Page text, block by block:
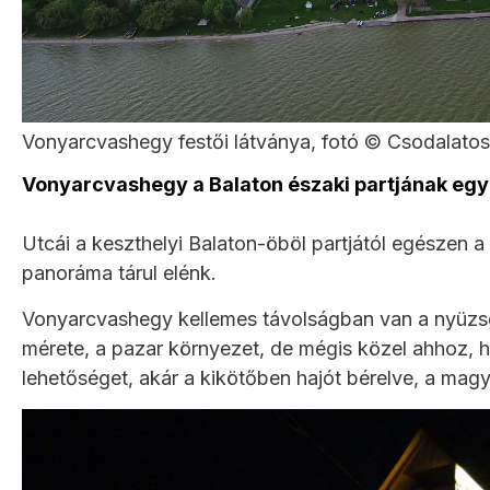
Vonyarcvashegy festői látványa, fotó ©
Vonyarcvashegy a Balaton északi partjának
Utcái a keszthelyi Balaton-öböl partjától egészen
panoráma tárul elénk.
Vonyarcvashegy kellemes távolságban van a
mérete, a pazar környezet, de mégis közel ahhoz,
lehetőséget, akár a kikötőben hajót bérelve, a